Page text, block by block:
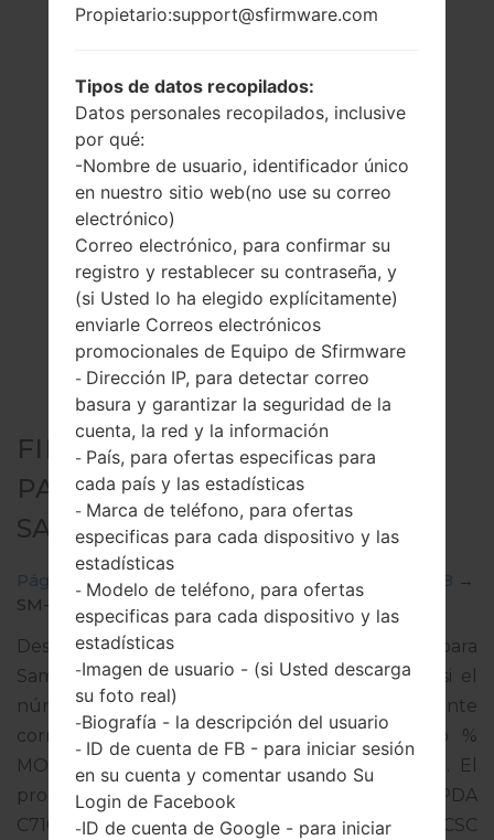
FIRMWARE OFICIAL #93332
PARA SM-C7108 -
SAMSUNGGALAXY C8
Página principal → Galaxy C8 SamsungSM-C7108 →
SM-C7108_2_20190227135840_zuyjdk6ez5_fac.zip
Descargue la última actualización de firmware para
Samsung Galaxy C8, pero no olvide verificar si el
número de modelo de su teléfono inteligente
corresponde al número de modelo indicado %
MODEL%. El código del firmware es CBK de . El
producto viene con la versión PDA
C7108ZMU1BSB2 y la versión CSC
Propietario:support@sfirmware.com
Tipos de datos recopilados:
Datos personales recopilados, inclusive
por qué:
-Nombre de usuario, identificador único
en nuestro sitio web(no use su correo
electrónico)
Correo electrónico, para confirmar su
registro y restablecer su contraseña, y
(si Usted lo ha elegido explícitamente)
enviarle Correos electrónicos
promocionales de Equipo de Sfirmware
- Dirección IP, para detectar correo
basura y garantizar la seguridad de la
cuenta, la red y la información
- País, para ofertas especificas para
cada país y las estadísticas
- Marca de teléfono, para ofertas
especificas para cada dispositivo y las
estadísticas
- Modelo de teléfono, para ofertas
especificas para cada dispositivo y las
estadísticas
-Imagen de usuario - (si Usted descarga
su foto real)
-Biografía - la descripción del usuario
- ID de cuenta de FB - para iniciar sesión
en su cuenta y comentar usando Su
Login de Facebook
-ID de cuenta de Google - para iniciar